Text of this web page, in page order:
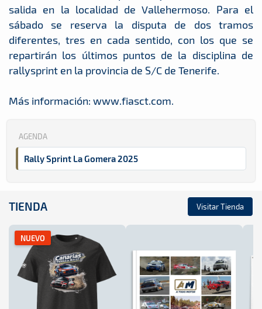
salida en la localidad de Vallehermoso. Para el
sábado se reserva la disputa de dos tramos
diferentes, tres en cada sentido, con los que se
repartirán los últimos puntos de la disciplina de
rallysprint en la provincia de S/C de Tenerife.
Más información: www.fiasct.com.
AGENDA
Rally Sprint La Gomera 2025
TIENDA Visitar Tienda
NUEVO